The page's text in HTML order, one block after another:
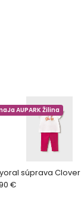
súprava Clover
AUPARK Žilina
€